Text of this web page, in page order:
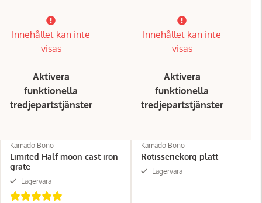
Innehållet kan inte
visas
Aktivera
funktionella
tredjepartstjänster
Kamado Bono
Limited Half moon cast iron
grate
Lagervara
Innehållet kan inte
visas
Aktivera
funktionella
tredjepartstjänster
Kamado Bono
Rotisseriekorg platt
Lagervara